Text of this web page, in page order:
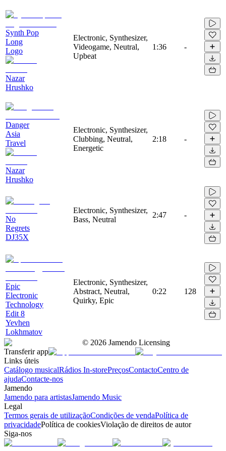
Synth Pop
Long
Logo
Nazar
Hrushko
Electronic, Synthesizer,
Videogame, Neutral,
Upbeat
1:36 -
Danger
Asia
Travel
Nazar
Hrushko
Electronic, Synthesizer,
Clubbing, Neutral,
Energetic
2:18 -
No
Regrets
DJ35X
Electronic, Synthesizer,
Bass, Neutral
2:47 -
Epic
Electronic
Technology
Edit 8
Yevhen
Lokhmatov
Electronic, Synthesizer,
Abstract, Neutral,
Quirky, Epic
0:22 128
© 2026 Jamendo Licensing
Transferir app
Links úteis
Catálogo musicalRádios In-storePreçosContactoCentro de
ajudaContacte-nos
Jamendo
Jamendo para artistasJamendo Music
Legal
Termos gerais de utilizaçãoCondições de vendaPolítica de
privacidadePolítica de cookiesViolação de direitos de autor
Siga-nos